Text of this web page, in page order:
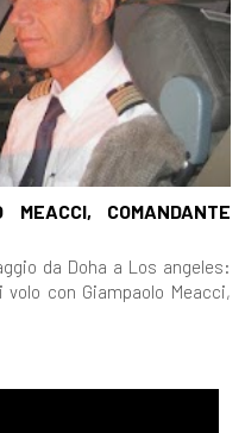
COMANDANTE
da Doha a Los angeles:
con Giampaolo Meacci,